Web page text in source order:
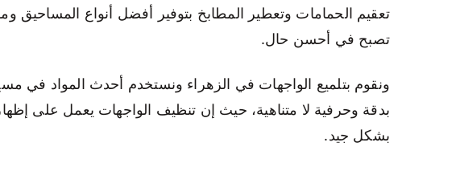
تعقيم الحمامات وتعطير المطابخ بتوفير أفضل أنواع
تصبح في أحسن حال.
ونقوم بتلميع الواجهات في الزهراء ونستخدم أحدث المواد في مسح
بدقة وحرفية لا متناهية، حيث إن تنظيف الواجهات يعمل على
بشكل جيد.